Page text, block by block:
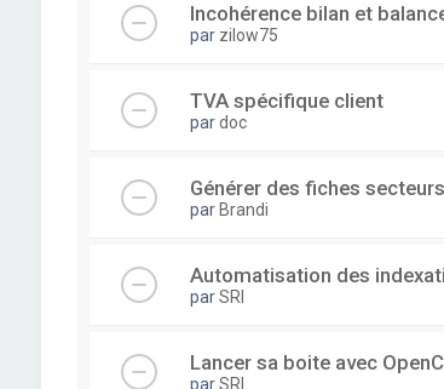
Incohérence bilan et
par zilow75
TVA spécifique client
pardoc
Générer des fiches
par Brandi
Automatisation des
parSRI
Lancer sa boite avec
parSRI